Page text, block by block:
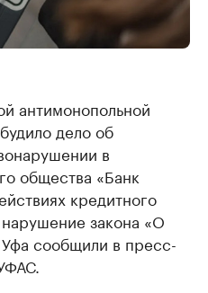
антимонопольной
дело об
в
общества «Банк
кредитного
закона «О
сообщили в пресс-